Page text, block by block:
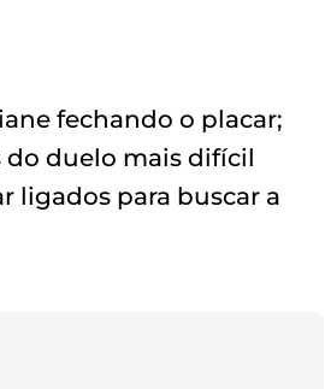
fechando o placar;
do duelo mais difícil
ligados para buscar a